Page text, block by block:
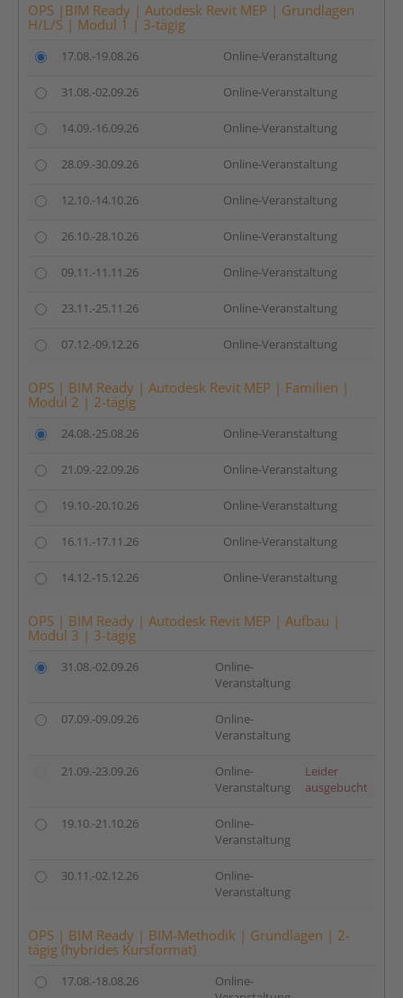
OPS |BIM Ready | Autodesk Revit MEP | Grundlagen
H/L/S | Modul 1 | 3-tägig
17.08.-19.08.26 Online-Veranstaltung
31.08.-02.09.26 Online-Veranstaltung
14.09.-16.09.26 Online-Veranstaltung
28.09.-30.09.26 Online-Veranstaltung
12.10.-14.10.26 Online-Veranstaltung
26.10.-28.10.26 Online-Veranstaltung
09.11.-11.11.26 Online-Veranstaltung
23.11.-25.11.26 Online-Veranstaltung
07.12.-09.12.26 Online-Veranstaltung
OPS | BIM Ready | Autodesk Revit MEP | Familien |
Modul 2 | 2-tägig
24.08.-25.08.26 Online-Veranstaltung
21.09.-22.09.26 Online-Veranstaltung
19.10.-20.10.26 Online-Veranstaltung
16.11.-17.11.26 Online-Veranstaltung
14.12.-15.12.26 Online-Veranstaltung
OPS | BIM Ready | Autodesk Revit MEP | Aufbau |
Modul 3 | 3-tägig
31.08.-02.09.26
Online-
Veranstaltung
07.09.-09.09.26
Online-
Veranstaltung
21.09.-23.09.26
Online-
Veranstaltung
Leider
ausgebucht
19.10.-21.10.26
Online-
Veranstaltung
30.11.-02.12.26
Online-
Veranstaltung
OPS | BIM Ready | BIM-Methodik | Grundlagen | 2-
tägig (hybrides Kursformat)
17.08.-18.08.26
Online-